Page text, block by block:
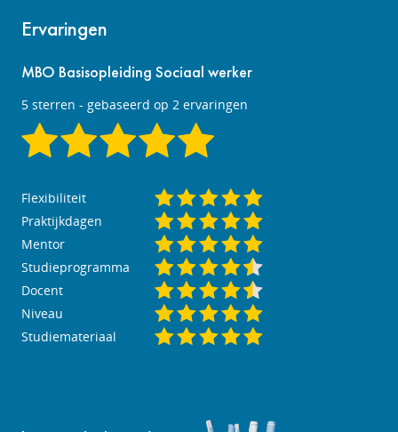
Ervaringen
MBO Basisopleiding Sociaal werker
5 sterren - gebaseerd op 2 ervaringen
Flexibiliteit
Praktijkdagen
Mentor
Studieprogramma
Docent
Niveau
Studiemateriaal